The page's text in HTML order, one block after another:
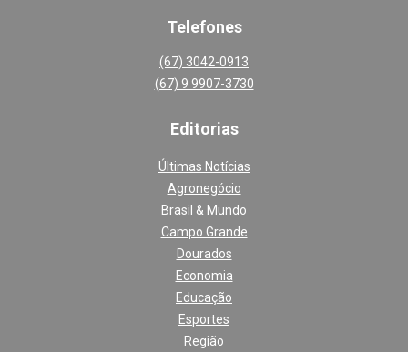
Telefones
(67) 3042-0913
(67) 9 9907-3730
Editorias
Últimas Notícias
Agronegócio
Brasil & Mundo
Campo Grande
Dourados
Economia
Educação
Esportes
Região